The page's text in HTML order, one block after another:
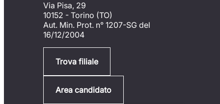
Via Pisa, 29
10152 - Torino (TO)
Aut. Min. Prot. n° 1207-SG del
16/12/2004
Trova filiale
Area candidato